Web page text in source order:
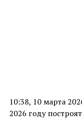
10:38, 10 марта
2026 году